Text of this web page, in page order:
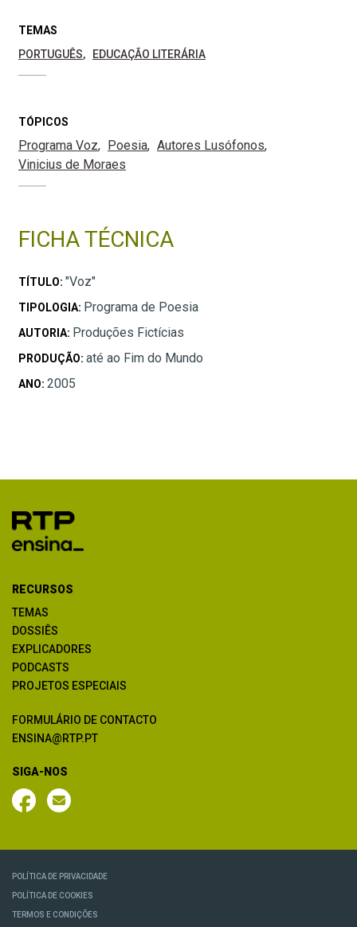
TEMAS
PORTUGUÊS
EDUCAÇÃO LITERÁRIA
TÓPICOS
Programa Voz Poesia
Autores Lusófonos
Vinicius de Moraes
FICHA TÉCNICA
TÍTULO: "Voz"
TIPOLOGIA: Programa de Poesia
AUTORIA: Produções Fictícias
PRODUÇÃO: até ao Fim do Mundo
ANO: 2005
RECURSOS
TEMAS
DOSSIÊS
EXPLICADORES
PODCASTS
PROJETOS ESPECIAIS
FORMULÁRIO DE CONTACTO
ENSINA@RTP.PT
SIGA-NOS
POLÍTICA DE PRIVACIDADE
POLÍTICA DE COOKIES
TERMOS E CONDIÇÕES